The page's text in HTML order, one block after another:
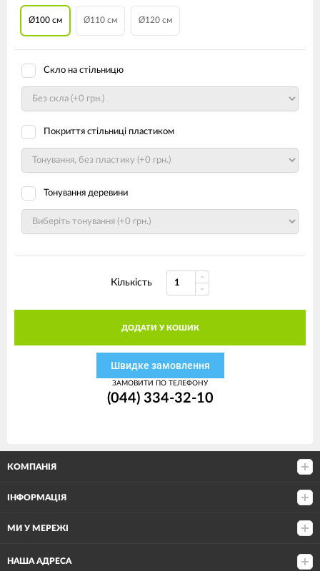
Ø100 см Ø110 см Ø120 см
Скло на стільницю
Покриття стільниці пластиком
Тонування деревини
Кількість
ДОДАТИ У КОШИК
Швидке замовлення
ЗАМОВИТИ ПО ТЕЛЕФОНУ
(044) 334-32-10
КОМПАНІЯ
ІНФОРМАЦІЯ
МИ У МЕРЕЖІ
НАША АДРЕСА